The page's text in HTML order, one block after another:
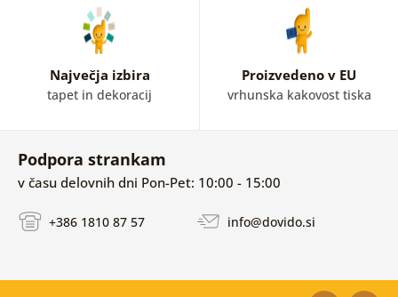
Največja izbira
tapet in dekoracij
Proizvedeno v EU
vrhunska kakovost tiska
Podpora strankam
v času delovnih dni Pon-Pet: 10:00 - 15:00
+386 1810 87 57 info@dovido.si